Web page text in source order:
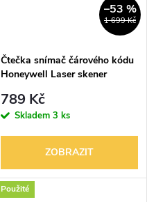
1 699 Kč
–53 %
Čtečka snímač čárového kódu
Honeywell Laser skener
789 Kč
Skladem 3 ks
ZOBRAZIT
Použité